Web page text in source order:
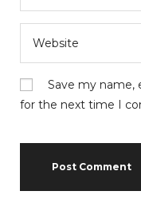
Save my name,
for the next time I